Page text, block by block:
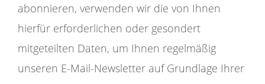
abonnieren, verwenden wir die von Ihnen
hierfür erforderlichen oder gesondert
mitgeteilten Daten, um Ihnen regelmäßig
unseren E-Mail-Newsletter auf Grundlage Ihrer